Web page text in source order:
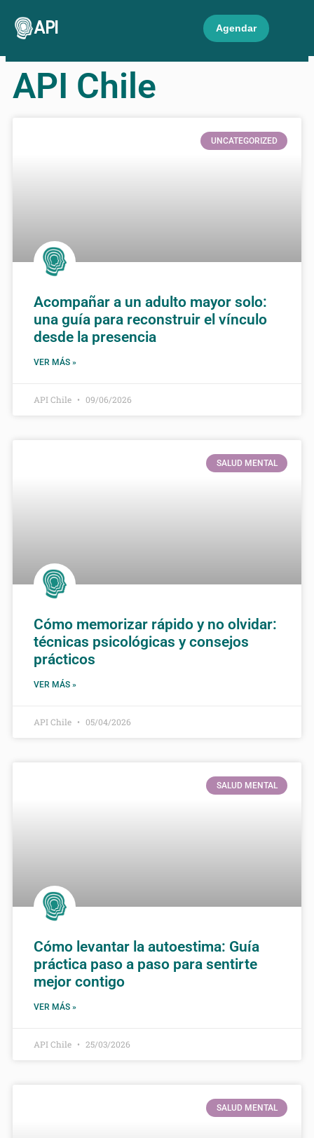
API Agendar
API Chile
UNCATEGORIZED
Acompañar a un adulto mayor solo:
una guía para reconstruir el vínculo
desde la presencia
VER MÁS »
API Chile 09/06/2026
SALUD MENTAL
Cómo memorizar rápido y no olvidar:
técnicas psicológicas y consejos
prácticos
VER MÁS »
API Chile 05/04/2026
SALUD MENTAL
Cómo levantar la autoestima: Guía
práctica paso a paso para sentirte
mejor contigo
VER MÁS »
API Chile 25/03/2026
SALUD MENTAL